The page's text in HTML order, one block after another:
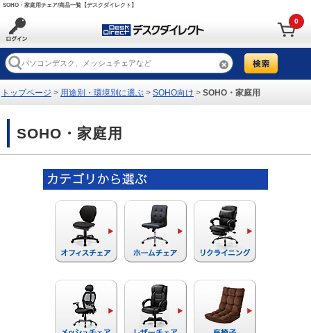
SOHO・家庭用チェア/商品一覧【デスクダイレクト】
0
トップページ > 用途別・環境別に選ぶ > SOHO向け > SOHO・家庭用
SOHO・家庭用